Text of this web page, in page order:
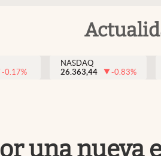
-0.17%
NASDAQ
26.363,44
-0.83%
una nueva